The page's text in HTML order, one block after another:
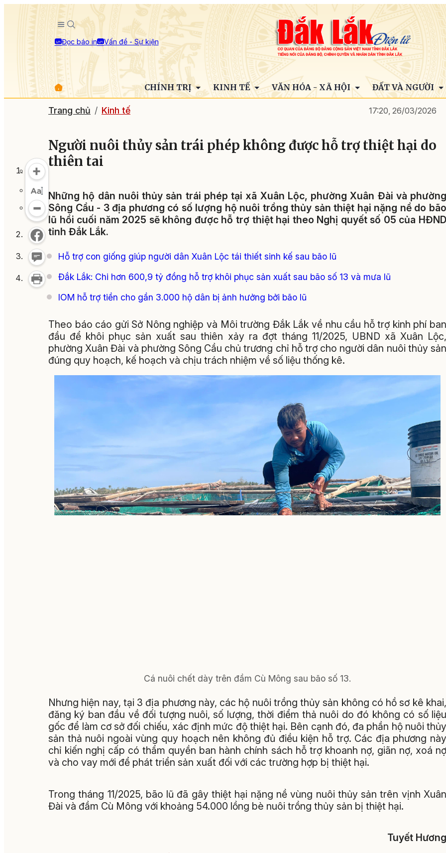
Đọc báo in Vấn đề - Sự kiện
CHÍNH TRỊ KINH TẾ VĂN HÓA - XÃ HỘI ĐẤT VÀ NGƯỜI
Trang chủ Kinh tế 17:20, 26/03/2026
Người nuôi thủy sản trái phép không được hỗ trợ thiệt hại do
thiên tai
Những hộ dân nuôi thủy sản trái phép tại xã Xuân Lộc, phường Xuân Đài và phường
Sông Cầu - 3 địa phương có số lượng hộ nuôi trồng thủy sản thiệt hại nặng nề do bão
lũ hồi cuối năm 2025 sẽ không được hỗ trợ thiệt hại theo Nghị quyết số 05 của HĐND
tỉnh Đắk Lắk.
Hỗ trợ con giống giúp người dân Xuân Lộc tái thiết sinh kế sau bão lũ
Đắk Lắk: Chi hơn 600,9 tỷ đồng hỗ trợ khôi phục sản xuất sau bão số 13 và mưa lũ
IOM hỗ trợ tiền cho gần 3.000 hộ dân bị ảnh hưởng bởi bão lũ
Theo báo cáo gửi Sở Nông nghiệp và Môi trường Đắk Lắk về nhu cầu hỗ trợ kinh phí ban
đầu để khôi phục sản xuất sau thiên xảy ra đợt tháng 11/2025, UBND xã Xuân Lộc,
phường Xuân Đài và phường Sông Cầu chủ trương chỉ hỗ trợ cho người dân nuôi thủy sản
đúng quy hoạch, kế hoạch và chịu trách nhiệm về số liệu thống kê.
Cá nuôi chết dày trên đầm Cù Mông sau bão số 13.
Nhưng hiện nay, tại 3 địa phương này, các hộ nuôi trồng thủy sản không có hồ sơ kê khai,
đăng ký ban đầu về đối tượng nuôi, số lượng, thời điểm thả nuôi do đó không có số liệu
gốc để làm cơ sở đối chiếu, xác định mức độ thiệt hại. Bên cạnh đó, đa phần hộ nuôi thủy
sản thả nuôi ngoài vùng quy hoạch nên không đủ điều kiện hỗ trợ. Các địa phương này
chỉ kiến nghị cấp có thẩm quyền ban hành chính sách hỗ trợ khoanh nợ, giãn nợ, xoá nợ
và cho vay mới để phát triển sản xuất đối với các trường hợp bị thiệt hại.
Trong tháng 11/2025, bão lũ đã gây thiệt hại nặng nề vùng nuôi thủy sản trên vịnh Xuân
Đài và đầm Cù Mông với khoảng 54.000 lồng bè nuôi trồng thủy sản bị thiệt hại.
Tuyết Hương